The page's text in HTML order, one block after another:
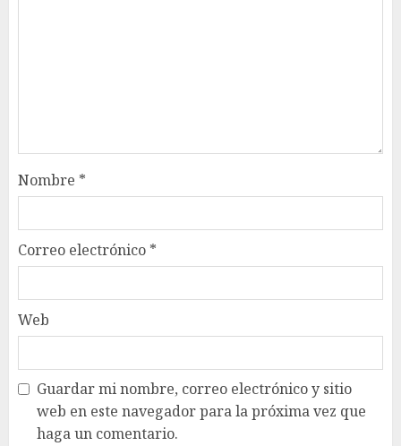
Nombre *
Correo electrónico *
Web
Guardar mi nombre, correo electrónico y sitio
web en este navegador para la próxima vez que
haga un comentario.